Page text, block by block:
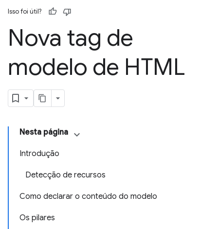
Isso foi útil?
Nova tag de
modelo de HTML
Nesta página
Introdução
Detecção de recursos
Como declarar o conteúdo do modelo
Os pilares